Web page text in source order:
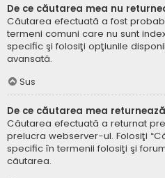
De ce căutarea mea nu
Căutarea efectuată a fost
termeni comuni care nu sunt
specific şi folosiţi opţiunile
avansată.
Sus
De ce căutarea mea
Căutarea efectuată a returnat
prelucra webserver-ul. Folosiţi
specific în termenii folosiţi şi
căutarea.